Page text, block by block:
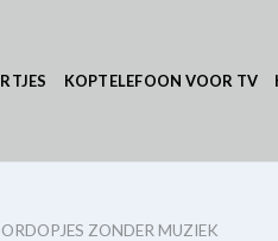
KOPTELEFOON VOOR TV
ZONDER MUZIEK